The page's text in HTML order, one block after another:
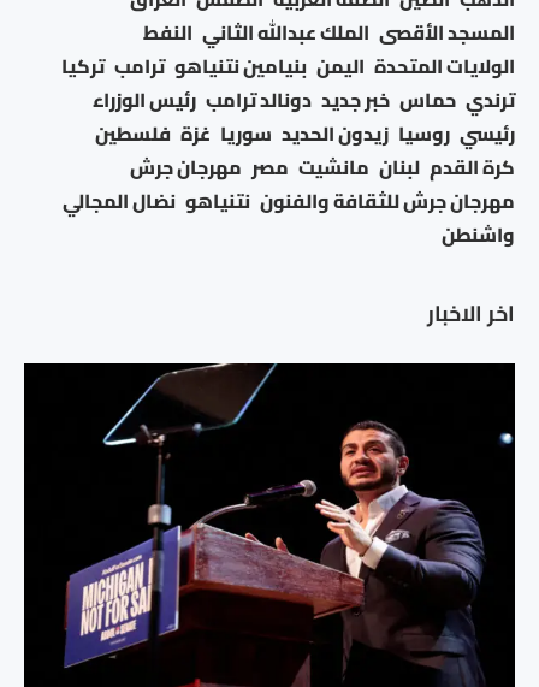
اخر الاخبار
المسجد الأقصى الملك عبدالله الثاني النفط
الولايات المتحدة اليمن بنيامين نتنياهو ترامب تركيا
ترندي حماس خبر جديد دونالد ترامب رئيس الوزراء
رئيسي روسيا زيدون الحديد سوريا غزة فلسطين
كرة القدم لبنان مانشيت مصر مهرجان جرش
مهرجان جرش للثقافة والفنون نتنياهو نضال المجالي
واشنطن